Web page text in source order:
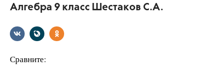
Алгебра 9 класс Шестаков С.А.
Сравните: